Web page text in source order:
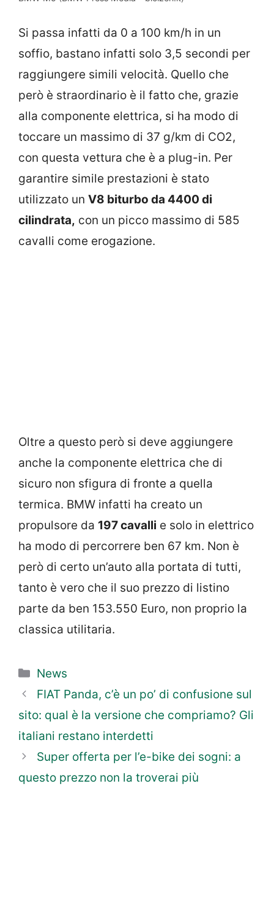
Si passa infatti da 0 a 100 km/h in un
soffio, bastano infatti solo 3,5 secondi per
raggiungere simili velocità. Quello che
però è straordinario è il fatto che, grazie
alla componente elettrica, si ha modo di
toccare un massimo di 37 g/km di CO2,
con questa vettura che è a plug-in. Per
garantire simile prestazioni è stato
utilizzato un V8 biturbo da 4400 di
cilindrata, con un picco massimo di 585
cavalli come erogazione.
Oltre a questo però si deve aggiungere
anche la componente elettrica che di
sicuro non sfigura di fronte a quella
termica. BMW infatti ha creato un
propulsore da 197 cavalli e solo in elettrico
ha modo di percorrere ben 67 km. Non è
però di certo un’auto alla portata di tutti,
tanto è vero che il suo prezzo di listino
parte da ben 153.550 Euro, non proprio la
classica utilitaria.
Categorie
News
FIAT Panda, c’è un po’ di confusione sul
sito: qual è la versione che compriamo? Gli
italiani restano interdetti
Super offerta per l’e-bike dei sogni: a
questo prezzo non la troverai più